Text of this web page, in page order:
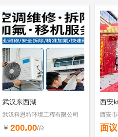
武汉东西湖
武汉科恩特环境工程有限公司
￥ 200.00/台
西安
西安
面议